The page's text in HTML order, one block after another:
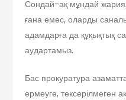
Сондай-ақ мұндай
ғана емес, оларды
адамдарға да құқықтық
аудартамыз.
Бас прокуратура
ермеуге, тексерілмеген